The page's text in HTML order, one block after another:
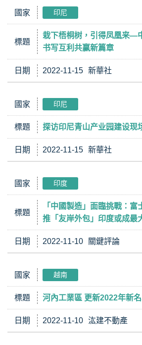
國家 印尼
標題
栽下梧桐树，引得凤凰来—
书写互利共赢新篇章
日期 2022-11-15 新華社
國家 印尼
標題 探访印尼青山产业园建设现
日期 2022-11-15 新華社
國家 印度
標題
「中國製造」面臨挑戰：富
推「友岸外包」印度或成最
日期 2022-11-10 關鍵評論
國家 越南
標題 河內工業區 更新2022年新
日期 2022-11-10 汯建不動產